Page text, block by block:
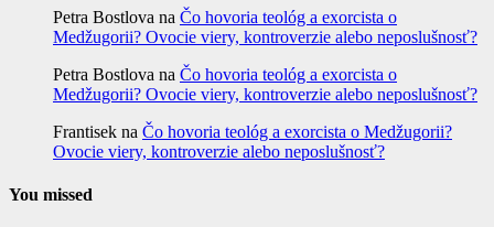
Petra Bostlova na Čo hovoria teológ a exorcista o
Medžugorii? Ovocie viery, kontroverzie alebo neposlušnosť?
Petra Bostlova na Čo hovoria teológ a exorcista o
Medžugorii? Ovocie viery, kontroverzie alebo neposlušnosť?
Frantisek na Čo hovoria teológ a exorcista o Medžugorii?
Ovocie viery, kontroverzie alebo neposlušnosť?
You missed